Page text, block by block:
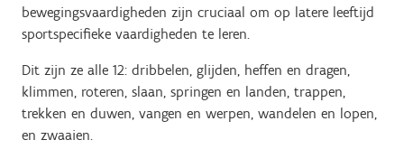
bewegingsvaardigheden zijn cruciaal om op latere leeftijd
sportspecifieke vaardigheden te leren.
Dit zijn ze alle 12: dribbelen, glijden, heffen en dragen,
klimmen, roteren, slaan, springen en landen, trappen,
trekken en duwen, vangen en werpen, wandelen en lopen,
en zwaaien.